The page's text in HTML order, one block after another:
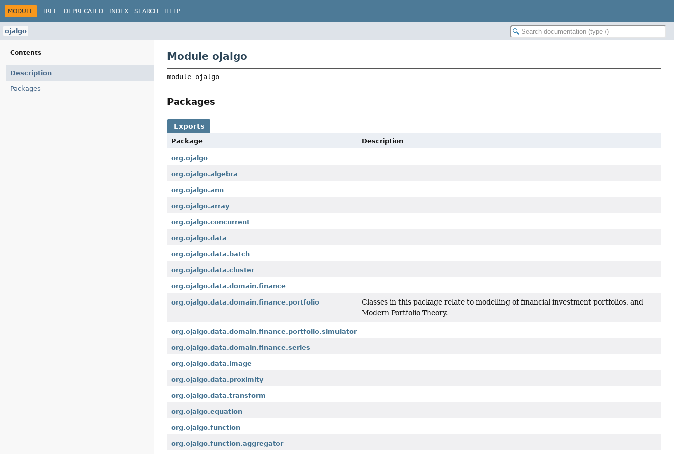
MODULE TREE DEPRECATED INDEX SEARCH HELP
ojalgo
Contents
Description
Packages
Module ojalgo
module ojalgo
Packages
Exports
Package Description
org.ojalgo
org.ojalgo.algebra
org.ojalgo.ann
org.ojalgo.array
org.ojalgo.concurrent
org.ojalgo.data
org.ojalgo.data.batch
org.ojalgo.data.cluster
org.ojalgo.data.domain.finance
org.ojalgo.data.domain.finance.portfolio
Classes in this package relate to modelling of financial investment portfolios, and
Modern Portfolio Theory.
org.ojalgo.data.domain.finance.portfolio.simulator
org.ojalgo.data.domain.finance.series
org.ojalgo.data.image
org.ojalgo.data.proximity
org.ojalgo.data.transform
org.ojalgo.equation
org.ojalgo.function
org.ojalgo.function.aggregator